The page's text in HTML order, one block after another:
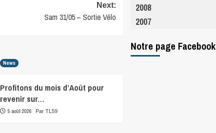
Next:
Sam 31/05 – Sortie Vélo
News
Profitons du mois d’Août pour
revenir sur…
5 août 2026 Par TL59
2008
2007
Notre page Facebook